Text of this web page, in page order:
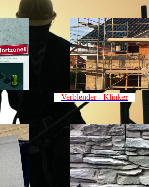
Verblender - Klinker